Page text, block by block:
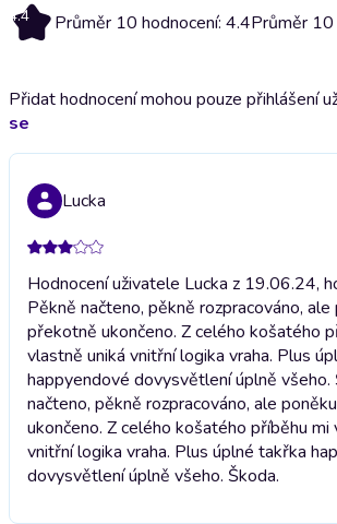
4.4 Průměr 10 hodnocení: 4.4Průměr 10
Přidat hodnocení mohou pouze přihlášení
se
Lucka
Hodnocení uživatele Lucka z 19.06.24,
Pěkně načteno, pěkně rozpracováno, ale
překotně ukončeno. Z celého košatého
vlastně uniká vnitřní logika vraha. Plus
happyendové dovysvětlení úplně všeho.
načteno, pěkně rozpracováno, ale
ukončeno. Z celého košatého příběhu mi
vnitřní logika vraha. Plus úplné takřka
dovysvětlení úplně všeho. Škoda.